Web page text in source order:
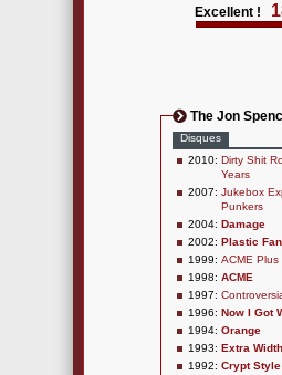
Excellent !
The Jon
Disques
2010: Dirty Shit
Years
2007: Jukebox
Punkers
2004: Damage
2002: Plastic
1999: ACME Plus
1998: ACME
1997:
1996: Now I Got
1994: Orange
1993: Extra
1992: Crypt Style